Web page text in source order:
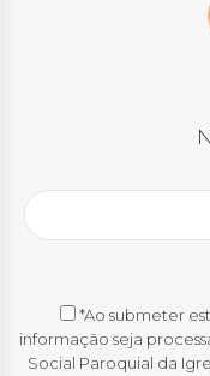
*Ao submeter
informação seja
Social Paroquial da